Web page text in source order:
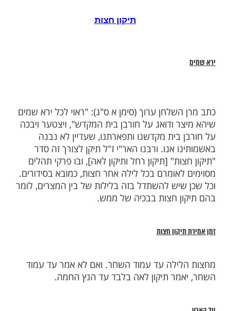
ה' צוּר עוֹלָמִים". ללמדנו שעלינו עם ישראל
שעתיד לבנות לנו את בית המקדש
ויחדש עולמו כמקדם. (קכה)
תיקון חצות
ודואג על חורבן בית המקדש", ויצטער ויבכה